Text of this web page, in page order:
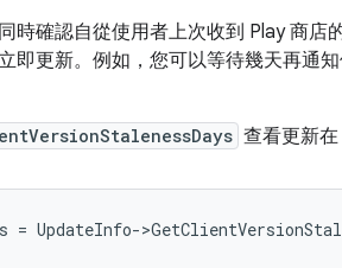
時確認自從使用者上次收到 Play 商店
即更新。例如，您可以等待幾天再通
查看更新
= UpdateInfo->